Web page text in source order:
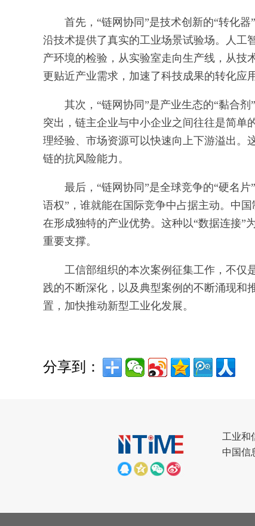
首先，“链网协同”是技术创新的“转化
沿技术提供了真实的工业场景试验场。人工
产环境的检验，从实验室走向生产线，从技
更贴近产业需求，加速了科技成果的转化应用
其次，“链网协同”是产业生态的“黏合
突出，链主企业与中小企业之间往往是简单
理经验、市场资源可以快速向上下游溢出。
链的抗风险能力。
最后，“链网协同”是全球竞争的“硬名
语权”，谁就能在国际竞争中占据主动。中
在形成独特的产业优势。这种以“数据连接”
重要支撑。
工信部组织的本次案例征集工作，不仅
践的不断深化，以及典型案例的不断涌现和
置，加快推动新型工业化发展。
分享到：